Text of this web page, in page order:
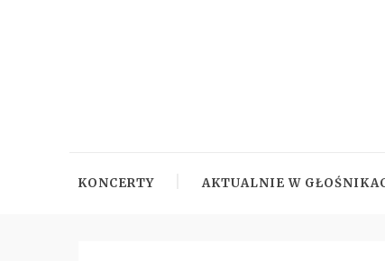
KONCERTY AKTUALNIE W